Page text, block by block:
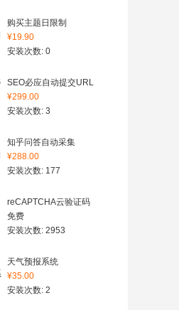
购买主题日限制
¥19.90
安装次数: 0
SEO必应自动提交URL
¥299.00
安装次数: 3
知乎问答自动采集
¥288.00
安装次数: 177
reCAPTCHA云验证码
免费
安装次数: 2953
天气预报系统
¥35.00
安装次数: 2